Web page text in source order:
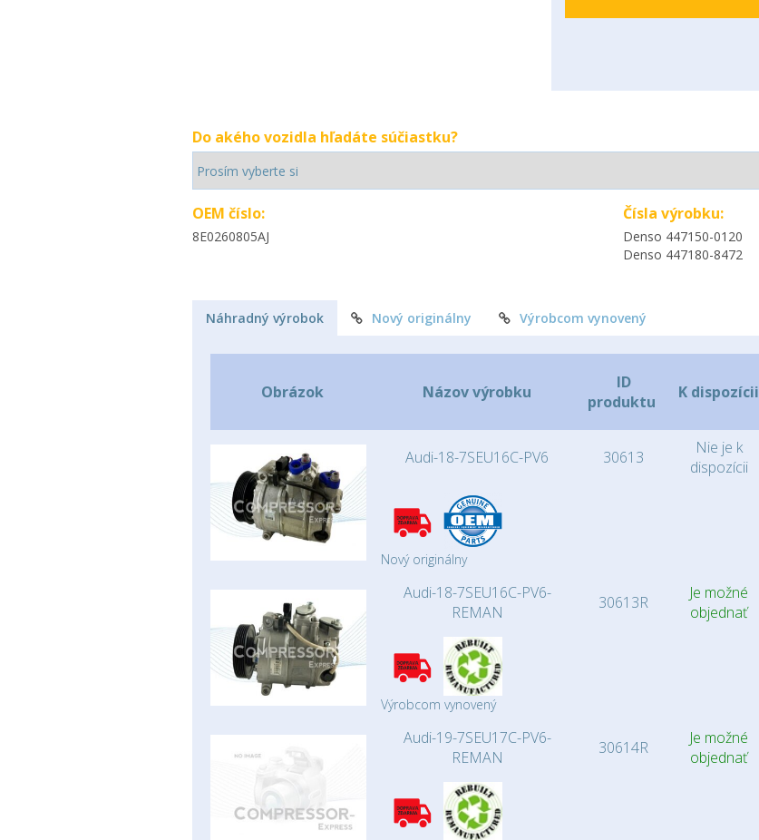
Do akého vozidla hľadáte súčiastku?
OEM číslo:
8E0260805AJ
Čísla výrobku:
Denso 447150-0120
Denso 447180-8472
Náhradný výrobok Nový originálny Výrobcom vynovený
Obrázok Názov výrobku
ID
produktu
K dispozícii
Audi-18-7SEU16C-PV6 30613
Nie je k
dispozícii
Nový originálny
Audi-18-7SEU16C-PV6-
REMAN
30613R
Je možné
objednať
Výrobcom vynovený
Audi-19-7SEU17C-PV6-
REMAN
30614R
Je možné
objednať